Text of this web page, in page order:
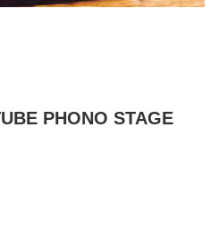
PHONO STAGE